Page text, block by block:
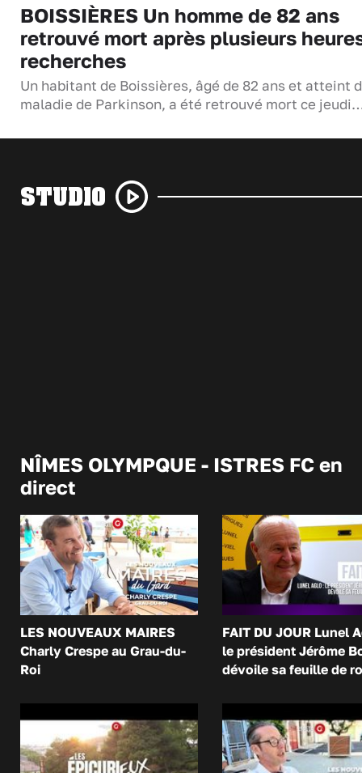
BOISSIÈRES Un homme de 82 ans
retrouvé mort après plusieurs
recherches
Un habitant de Boissières, âgé de 82 ans et atteint
maladie de Parkinson, a été retrouvé mort ce
STUDIO
NÎMES OLYMPQUE - ISTRES FC en
direct
LES NOUVEAUX MAIRES
Charly Crespe au Grau-du-
Roi
FAIT DU JOUR Lunel
le président Jérôme
dévoile sa feuille de